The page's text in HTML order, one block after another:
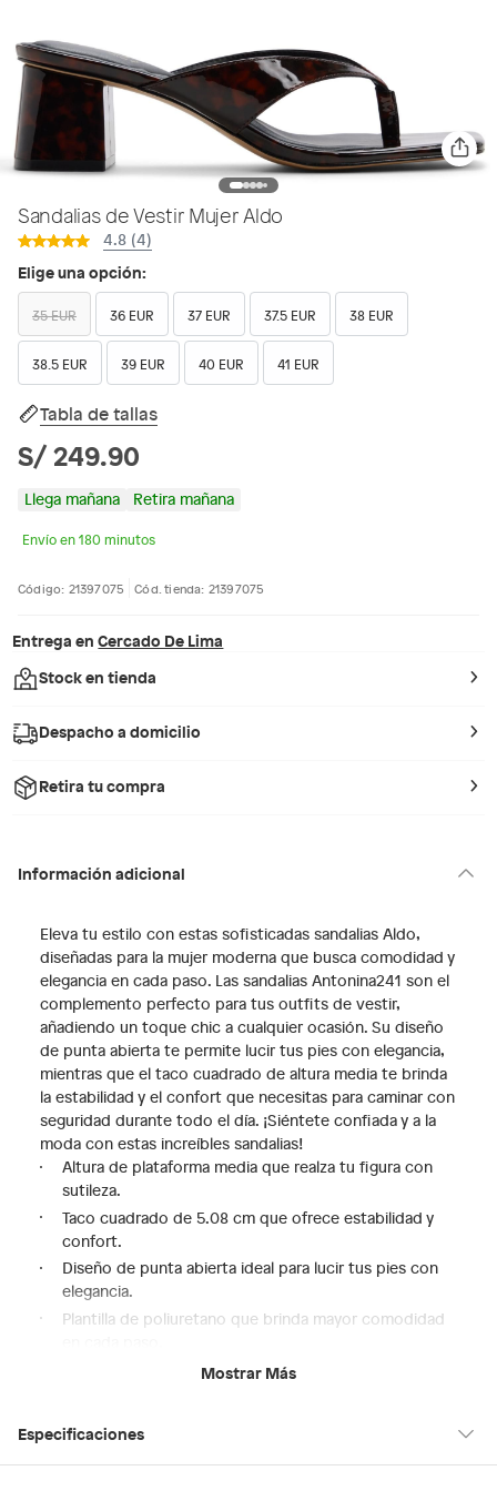
Sandalias de Vestir Mujer Aldo
4.8 (4)
Elige una opción:
35 EUR 36 EUR 37 EUR 37.5 EUR 38 EUR
38.5 EUR 39 EUR 40 EUR 41 EUR
Tabla de tallas
S/ 249.90
Llega mañana Retira mañana
Envío en 180 minutos
Código: 21397075 Cód. tienda: 21397075
Entrega en Cercado De Lima
Stock en tienda
Despacho a domicilio
Retira tu compra
Información adicional
Eleva tu estilo con estas sofisticadas sandalias Aldo,
diseñadas para la mujer moderna que busca comodidad y
elegancia en cada paso. Las sandalias Antonina241 son el
complemento perfecto para tus outfits de vestir,
añadiendo un toque chic a cualquier ocasión. Su diseño
de punta abierta te permite lucir tus pies con elegancia,
mientras que el taco cuadrado de altura media te brinda
la estabilidad y el confort que necesitas para caminar con
seguridad durante todo el día. ¡Siéntete confiada y a la
moda con estas increíbles sandalias!
Altura de plataforma media que realza tu figura con
sutileza.
Taco cuadrado de 5.08 cm que ofrece estabilidad y
confort.
Diseño de punta abierta ideal para lucir tus pies con
elegancia.
Plantilla de poliuretano que brinda mayor comodidad
Horma pequeña que asegura un ajuste perfecto para
Mostrar Más
Especificaciones